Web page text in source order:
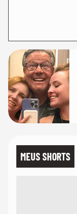
MEUS SHORTS